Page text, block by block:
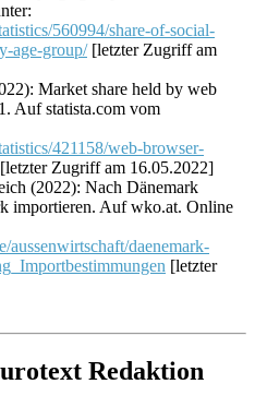
560994/share-of-social-
age-group/[letzter Zugriff am
Market share held by web
Auf statista.com vom
421158/web-browser-
Zugriff am 16.05.2022]
(2022): Nach Dänemark
importieren. Auf wko.at. Online
daenemark-
[letzter
Redaktion